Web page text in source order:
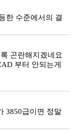
한 수준에서의 결
곤란해지겠네요
부터 안되는게
3850급이면 정말